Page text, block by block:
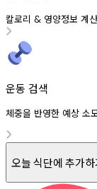
칼로리 & 영양정보 계산
운동 검색
체중을 반영한 예상 소
오늘 식단에 추가하